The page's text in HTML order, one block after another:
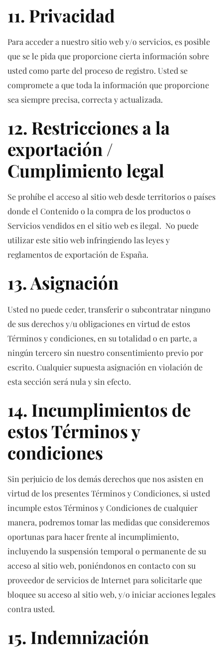
11. Privacidad
Para acceder a nuestro sitio web y/o servicios, es posible
que se le pida que proporcione cierta información sobre
usted como parte del proceso de registro. Usted se
compromete a que toda la información que proporcione
sea siempre precisa, correcta y actualizada.
12. Restricciones a la
exportación /
Cumplimiento legal
Se prohíbe el acceso al sitio web desde territorios o países
donde el Contenido o la compra de los productos o
Servicios vendidos en el sitio web es ilegal. No puede
utilizar este sitio web infringiendo las leyes y
reglamentos de exportación de España.
13. Asignación
Usted no puede ceder, transferir o subcontratar ninguno
de sus derechos y/u obligaciones en virtud de estos
Términos y condiciones, en su totalidad o en parte, a
ningún tercero sin nuestro consentimiento previo por
escrito. Cualquier supuesta asignación en violación de
esta sección será nula y sin efecto.
14. Incumplimientos de
estos Términos y
condiciones
Sin perjuicio de los demás derechos que nos asisten en
virtud de los presentes Términos y Condiciones, si usted
incumple estos Términos y Condiciones de cualquier
manera, podremos tomar las medidas que consideremos
oportunas para hacer frente al incumplimiento,
incluyendo la suspensión temporal o permanente de su
acceso al sitio web, poniéndonos en contacto con su
proveedor de servicios de Internet para solicitarle que
bloquee su acceso al sitio web, y/o iniciar acciones legales
contra usted.
15. Indemnización